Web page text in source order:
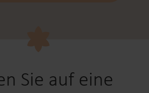
Sie auf eine